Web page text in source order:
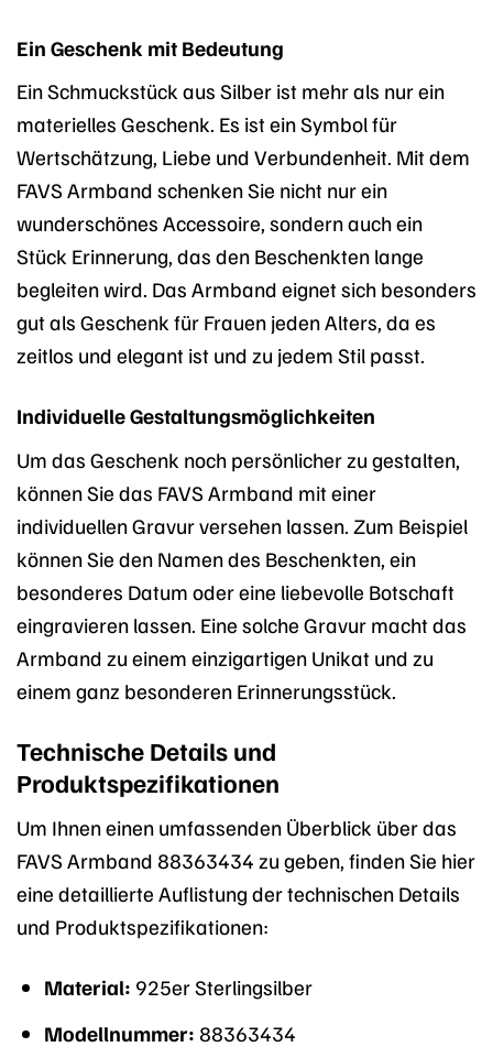
Ein Geschenk mit Bedeutung
Ein Schmuckstück aus Silber ist mehr als nur ein
materielles Geschenk. Es ist ein Symbol für
Wertschätzung, Liebe und Verbundenheit. Mit dem
FAVS Armband schenken Sie nicht nur ein
wunderschönes Accessoire, sondern auch ein
Stück Erinnerung, das den Beschenkten lange
begleiten wird. Das Armband eignet sich besonders
gut als Geschenk für Frauen jeden Alters, da es
zeitlos und elegant ist und zu jedem Stil passt.
Individuelle Gestaltungsmöglichkeiten
Um das Geschenk noch persönlicher zu gestalten,
können Sie das FAVS Armband mit einer
individuellen Gravur versehen lassen. Zum Beispiel
können Sie den Namen des Beschenkten, ein
besonderes Datum oder eine liebevolle Botschaft
eingravieren lassen. Eine solche Gravur macht das
Armband zu einem einzigartigen Unikat und zu
einem ganz besonderen Erinnerungsstück.
Technische Details und
Produktspezifikationen
Um Ihnen einen umfassenden Überblick über das
FAVS Armband 88363434 zu geben, finden Sie hier
eine detaillierte Auflistung der technischen Details
und Produktspezifikationen:
Material: 925er Sterlingsilber
Modellnummer: 88363434